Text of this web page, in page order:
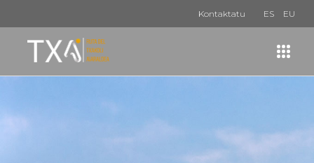
Kontaktatu ES EU